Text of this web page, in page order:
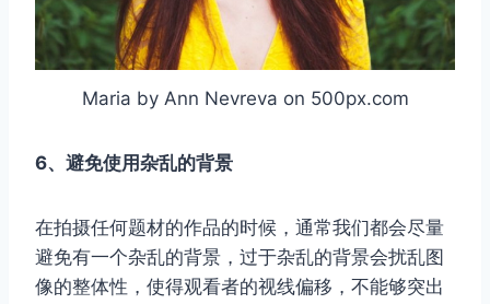
Maria by Ann Nevreva on 500px.com
6、避免使用杂乱的背景
在拍摄任何题材的作品的时候，通常我们都会尽量
避免有一个杂乱的背景，过于杂乱的背景会扰乱图
像的整体性，使得观看者的视线偏移，不能够突出